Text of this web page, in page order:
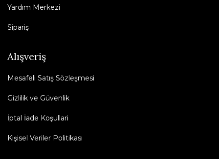
Yardım Merkezi
Sipariş
Alışveriş
Mesafeli Satış Sözleşmesi
Gizlilik ve Güvenlik
İptal İade Koşullari
Kişisel Veriler Politikası